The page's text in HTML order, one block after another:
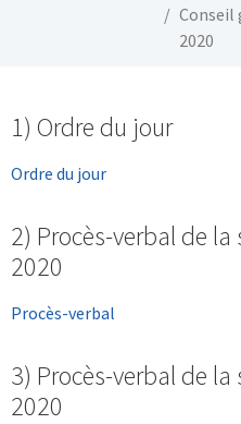
Conseil
2020
1) Ordre du jour
Ordre du jour
2) Procès-verbal de
2020
Procès-verbal
3) Procès-verbal de
2020